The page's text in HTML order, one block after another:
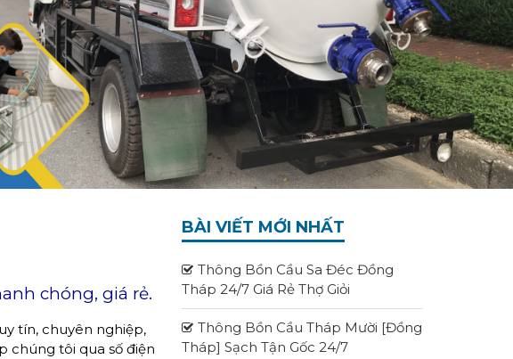
chóng, giá rẻ.
uy tín, chuyên nghiệp,
chúng tôi qua số điện
BÀI VIẾT MỚI NHẤT
Thông Bồn Cầu Sa Đéc Đồng
Tháp 24/7 Giá Rẻ Thợ Giỏi
Thông Bồn Cầu Tháp Mười [Đồng
Tháp] Sạch Tận Gốc 24/7